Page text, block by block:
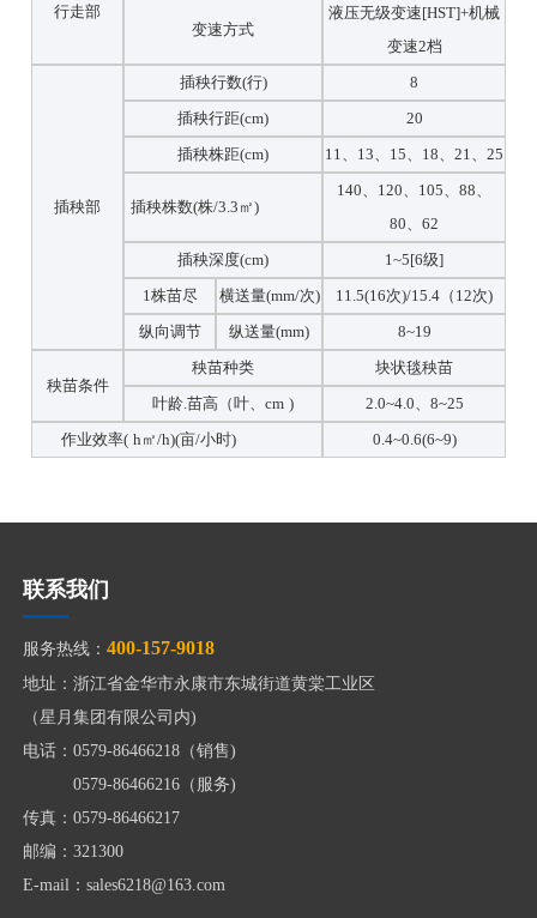
行走部
变速方式
液压无级变速[HST]+机械
变速2档
插秧部
插秧行数(行)
8
插秧行距(cm)
20
插秧株距(cm)
11、13、15、18、21、25
插秧株数(株/3.3㎡)
140、120、105、88、
80、62
插秧深度(cm)
1~5[6级]
1株苗尽
横送量(mm/次)
11.5(16次)/15.4（12次)
纵向调节
纵送量(mm) 8~19
秧苗条件
秧苗种类
块状毯秧苗
叶龄.苗高（叶、cm )
2.0~4.0、8~25
作业效率( h㎡/h)(亩/小时) 0.4~0.6(6~9)
联系我们
服务热线：400-157-9018
地址：浙江省金华市永康市东城街道黄棠工业区
（星月集团有限公司内)
电话：0579-86466218（销售)
0579-86466216（服务)
传真：0579-86466217
邮编：321300
E-mail：sales6218@163.com